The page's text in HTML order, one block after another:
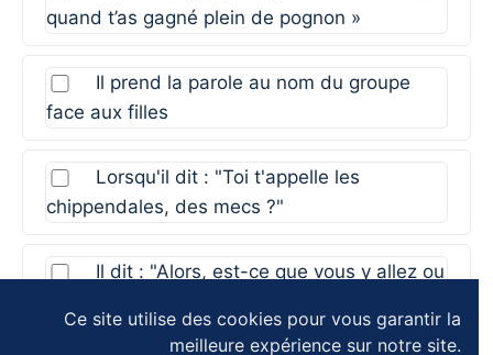
Ce site utilise des cookies pour vous garantir la
meilleure expérience sur notre site.
quand t’as gagné plein de pognon »
Il prend la parole au nom du groupe
face aux filles
Lorsqu'il dit : "Toi t'appelle les
chippendales, des mecs ?"
Il dit : "Alors, est-ce que vous y allez ou